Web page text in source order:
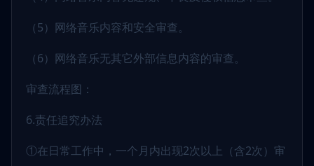
（5）网络音乐内容和安全审查。
（6）网络音乐无其它外部信息内容的审查。
审查流程图：
6.责任追究办法
①在日常工作中，一个月内出现2次以上（含2次）审